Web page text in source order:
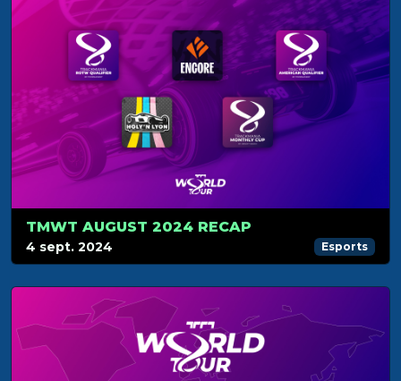
TMWT AUGUST 2024 RECAP
4 sept. 2024 Esports